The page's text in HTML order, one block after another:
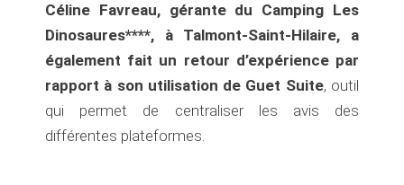
Céline Favreau, gérante du Camping Les
Dinosaures****, à Talmont-Saint-Hilaire, a
également fait un retour d’expérience par
rapport à son utilisation de Guet Suite, outil
qui permet de centraliser les avis des
différentes plateformes.